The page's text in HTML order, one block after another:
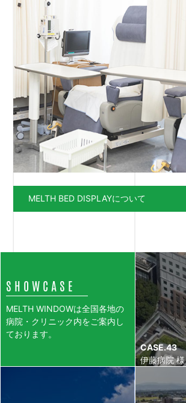
MELTH BED DISPLAYについて
SHOWCASE
MELTH WINDOWは全国各地の
病院・クリニック内をご案内し
ております。
CASE.43
伊藤病院 様